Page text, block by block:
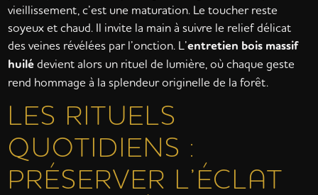
vieillissement, c’est une maturation. Le toucher reste
soyeux et chaud. Il invite la main à suivre le relief délicat
des veines révélées par l’onction. L’entretien bois massif
huilédevient alors un rituel de lumière, où chaque geste
rend hommage à la splendeur originelle de la forêt.
LES RITUELS
QUOTIDIENS :
PRÉSERVER L’ÉCLAT